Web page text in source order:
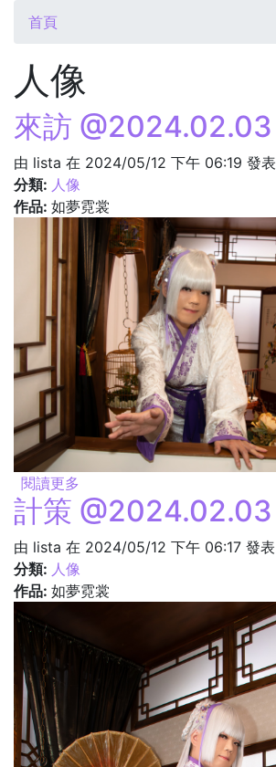
您在這裡
首頁
人像
來訪 @2024.02.03
由 lista 在 2024/05/12 下午 06:19 發表
分類: 人像
作品: 如夢霓裳
閱讀更多
計策 @2024.02.03
由 lista 在 2024/05/12 下午 06:17 發表
分類: 人像
作品: 如夢霓裳